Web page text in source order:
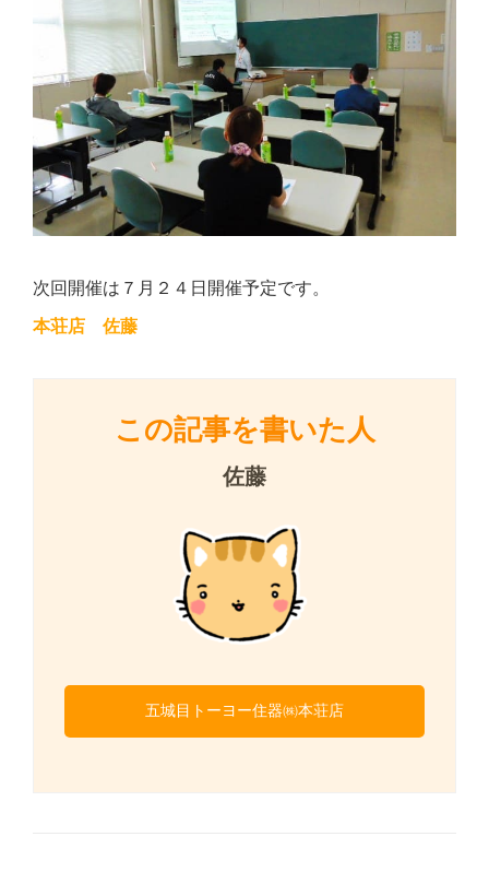
次回開催は７月２４日開催予定です。
本荘店 佐藤
この記事を書いた人
佐藤
五城目トーヨー住器㈱本荘店